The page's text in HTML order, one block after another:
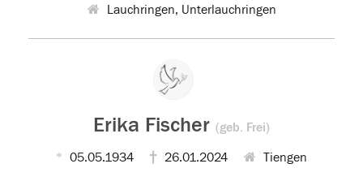
Lauchringen, Unterlauchringen
Erika Fischer (geb. Frei)
05.05.1934 26.01.2024 Tiengen